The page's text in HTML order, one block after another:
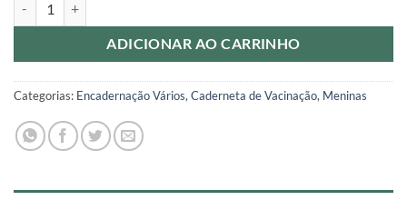
ADICIONAR AO CARRINHO
Categorias: Encadernação Vários, Caderneta de Vacinação, Meninas